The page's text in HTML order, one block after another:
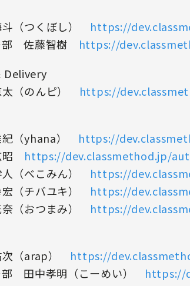
（つくぼし） https://
部 佐藤智樹 https://
（のんピ） https://
（yhana） https://
昭 https://dev.classmethod.jp/
（べこみん） https://
（チバユキ） https://
（おつまみ） https://
（arap） https://
部 田中孝明（こーめい） https://